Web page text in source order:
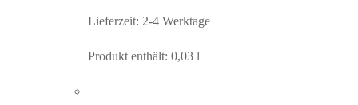
Lieferzeit: 2-4 Werktage
Produkt enthält: 0,03 l